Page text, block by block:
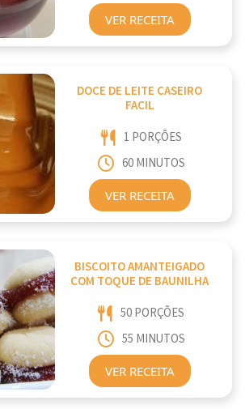
VER RECEITA
DOCE DE LEITE CASEIRO
FACIL
1 PORÇÕES
60 MINUTOS
VER RECEITA
BISCOITO AMANTEIGADO
COM TOQUE DE BAUNILHA
50 PORÇÕES
55 MINUTOS
VER RECEITA